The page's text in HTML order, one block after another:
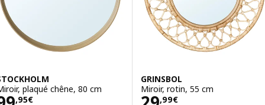
plaqué chêne, 80 cm
,95€
GRINSBOL
Miroir, rotin, 55 cm
,99€